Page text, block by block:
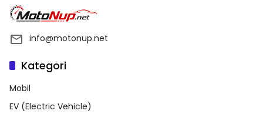
info@motonup.net
Kategori
Mobil
EV (Electric Vehicle)